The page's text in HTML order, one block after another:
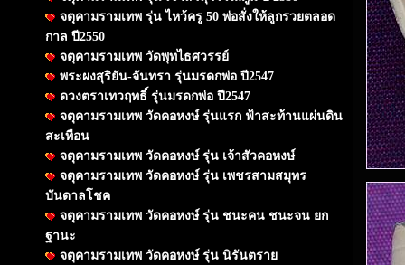
จตุคามรามเทพ รุ่น ไหว้ครู 50 พ่อสั่งให้ลูกรวยตลอด
กาล ปี2550
จตุคามรามเทพ วัดพุทไธศวรรย์
พระผงสุริยัน-จันทรา รุ่นมรดกพ่อ ปี2547
ดวงตราเทวฤทธิ์ รุ่นมรดกพ่อ ปี2547
จตุคามรามเทพ วัดคอหงษ์ รุ่นแรก ฟ้าสะท้านแผ่นดิน
สะเทือน
จตุคามรามเทพ วัดคอหงษ์ รุ่น เจ้าสัวคอหงษ์
จตุคามรามเทพ วัดคอหงษ์ รุ่น เพชรสามสมุทร
บันดาลโชค
จตุคามรามเทพ วัดคอหงษ์ รุ่น ชนะคน ชนะจน ยก
ฐานะ
จตุคามรามเทพ วัดคอหงษ์ รุ่น นิรันตราย